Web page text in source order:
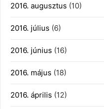
2016. augusztus (10)
2016. július (6)
2016. június (16)
2016. május (18)
2016. április (12)